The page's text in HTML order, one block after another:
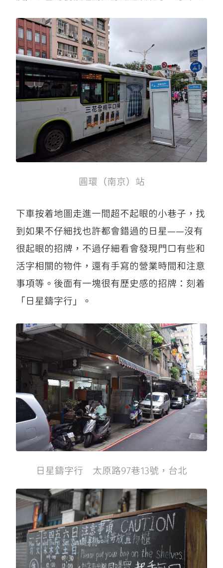
圓環（南京）站
下車按着地圖走進一間超不起眼的小巷子，找
到如果不仔細找也許都會錯過的日星——沒有
很起眼的招牌，不過仔細看會發現門口有些和
活字相關的物件，還有手寫的營業時間和注意
事項等。後面有一塊很有歷史感的招牌：刻着
「日星鑄字行」。
日星鑄字行 太原路97巷13號，台北